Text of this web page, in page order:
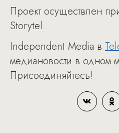
Проект осуществлен
Storytel.
Independent Media в
медиановости в одном
Присоединяйтесь!